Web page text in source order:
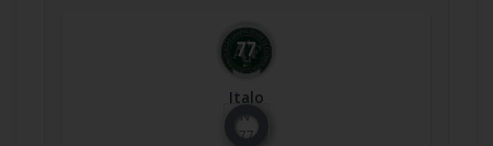
Italo
Nº
77